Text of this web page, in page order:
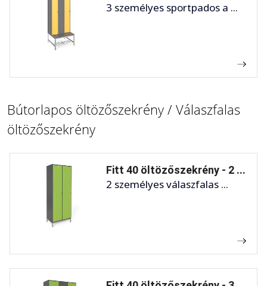
3 személyes sportpados a ...
Bútorlapos öltözőszekrény / Válaszfalas
öltözőszekrény
Fitt 40 öltözőszekrény - 2 ...
2 személyes válaszfalas ...